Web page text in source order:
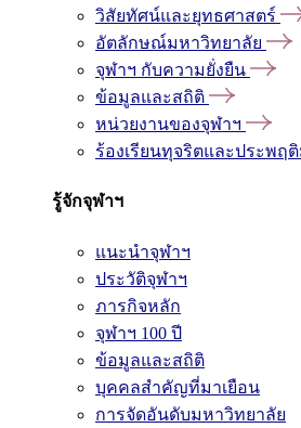
วิสัยทัศน์และยุทธศาสตร์
อัตลักษณ์มหาวิทยาลัย
จุฬาฯ กับความยั่งยืน
ข้อมูลและสถิติ
หน่วยงานของจุฬาฯ
ร้องเรียนทุจริตและประพฤ
รู้จักจุฬาฯ
แนะนำจุฬาฯ
ประวัติจุฬาฯ
ภารกิจหลัก
จุฬาฯ 100 ปี
ข้อมูลและสถิติ
บุคคลสำคัญที่มาเยือน
การจัดอันดับมหาวิทยาลัย